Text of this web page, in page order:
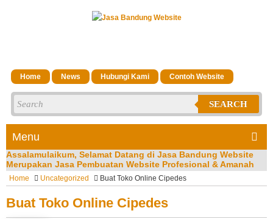
Home News Hubungi Kami Contoh Website
SEARCH
Menu
Assalamulaikum, Selamat Datang di Jasa Bandung Website
Merupakan Jasa Pembuatan Website Profesional & Amanah
Terpercaya di Kota Bandung Silakan Bisa menghubungi CS
Kami di No Hp/Wa: 081323023200
Home Uncategorized Buat Toko Online Cipedes
Buat Toko Online Cipedes